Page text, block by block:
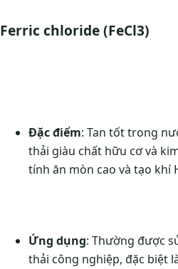
Ferric chloride (FeCl3)
Đặc điểm: Tan tốt trong
thải giàu chất hữu cơ và
tính ăn mòn cao và tạo khí
Ứng dụng: Thường được
thải công nghiệp, đặc biệt